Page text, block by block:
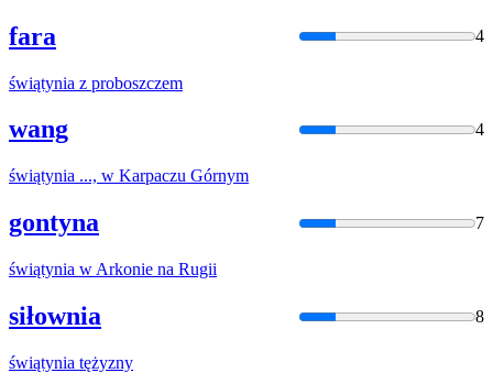
fara 4
świątynia z proboszczem
wang 4
świątynia ..., w Karpaczu Górnym
gontyna 7
świątynia w Arkonie na Rugii
siłownia 8
świątynia tężyzny